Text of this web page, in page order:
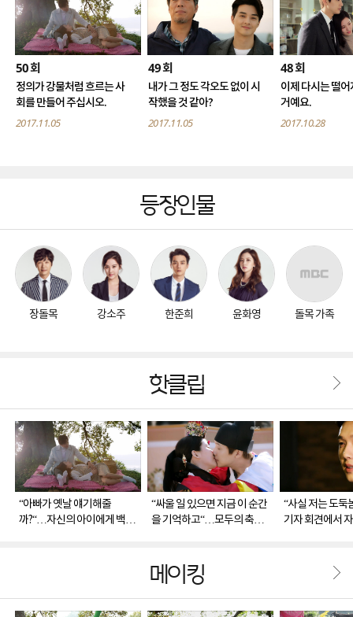
50회
정의가 강물처럼 흐르는 사
회를 만들어 주십시오.
2017.11.05
49회
내가 그 정도 각오도 없이 시
작했을 것 같아?
2017.11.05
48회
이제 다시는 떨어
거예요.
2017.10.28
등장인물
장돌목 강소주 한준희 윤화영 돌목 가족
핫클립
“아빠가 옛날 얘기해줄
까?“…자신의 아이에게 백산
“싸울 일 있으면 지금 이 순간
을 기억하고“…모두의 축복
“사실 저는 도
기자 회견에서
메이킹